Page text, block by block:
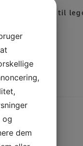
Broer til
og
dem